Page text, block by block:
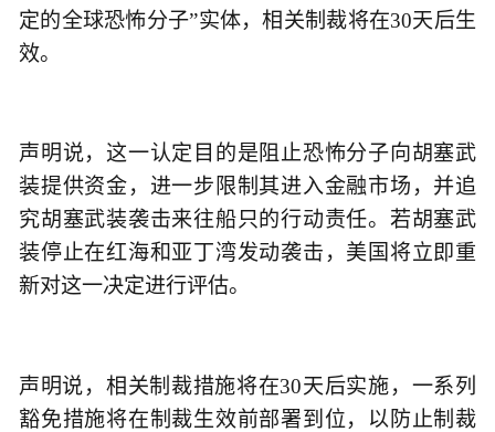
定的全球恐怖分子”实体，相关制裁将在30天后生
效。
声明说，这一认定目的是阻止恐怖分子向胡塞武
装提供资金，进一步限制其进入金融市场，并追
究胡塞武装袭击来往船只的行动责任。若胡塞武
装停止在红海和亚丁湾发动袭击，美国将立即重
新对这一决定进行评估。
声明说，相关制裁措施将在30天后实施，一系列
豁免措施将在制裁生效前部署到位，以防止制裁